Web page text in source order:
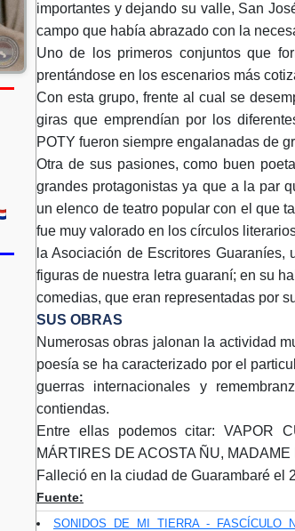
importantes y dejando su valle, San
campo que había abrazado con la
Uno de los primeros conjuntos que
prentándose en los escenarios más
Con esta grupo, frente al cual se
giras que emprendían por los
POTY fueron siempre engalanadas de
Otra de sus pasiones, como buen
grandes protagonistas ya que a la par
un elenco de teatro popular con el que
fue muy valorado en los círculos
la Asociación de Escritores
figuras de nuestra letra guaraní; en su
comedias, que eran representadas por
SUS OBRAS
Numerosas obras jalonan la actividad
poesía se ha caracterizado por el
guerras internacionales y
contiendas.
Entre ellas podemos citar: VAPOR
MÁRTIRES DE ACOSTA ÑU,
Falleció en la ciudad de Guarambaré el
Fuente:
SONIDOS DE MI TIERRA - FASCÍCULO